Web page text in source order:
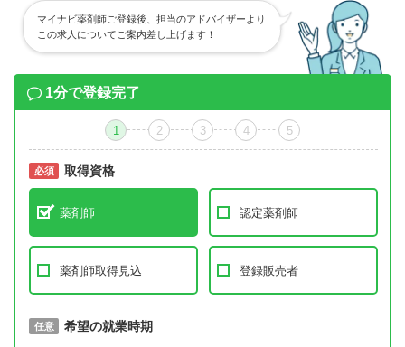
マイナビ薬剤師ご登録後、担当のアドバイザーより
この求人についてご案内差し上げます！
1分で登録完了
1 2 3 4 5
必須 取得資格
薬剤師 認定薬剤師
薬剤師取得見込 登録販売者
必須 取得予定年
任意 希望の就業時期